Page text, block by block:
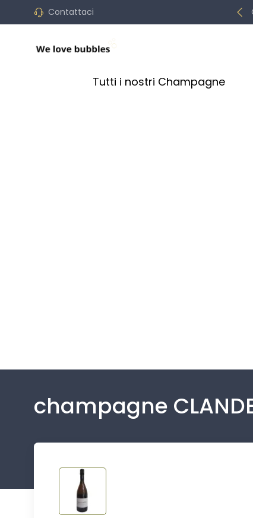
Contattaci
Tutti i nostri Champagne
champagne